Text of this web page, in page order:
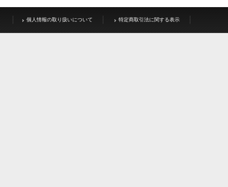
個人情報の取り扱いについて 特定商取引法に関する表示